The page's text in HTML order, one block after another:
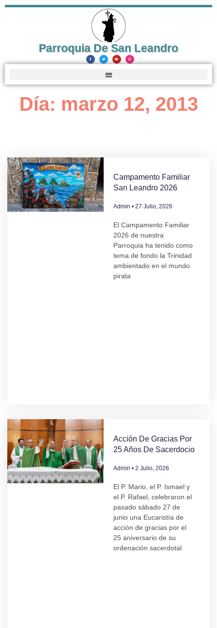
Parroquia De San Leandro
Día: marzo 12, 2013
Campamento Familiar
San Leandro 2026
Admin 27 Julio, 2026
El Campamento Familiar
2026 de nuestra
Parroquia ha tenido como
tema de fondo la Trinidad
ambientado en el mundo
pirata
Acción De Gracias Por
25 Años De Sacerdocio
Admin 2 Julio, 2026
El P. Mario, el P. Ismael y
el P. Rafael, celebraron el
pasado sábado 27 de
junio una Eucaristía de
acción de gracias por el
25 aniversario de su
ordenación sacerdotal